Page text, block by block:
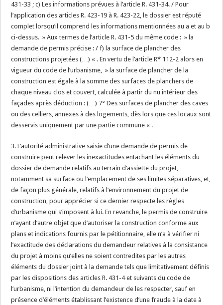
431-33 ; c) Les informations prévues à l’article R. 431-34. / Pour
l’application des articles R. 423-19 à R. 423-22, le dossier est réputé
complet lorsqu’il comprend les informations mentionnées au a et au b
ci-dessus. » Aux termes de l’article R. 431-5 du même code : » la
demande de permis précise : / f) la surface de plancher des
constructions projetées (…) « . En vertu de l’article R* 112-2 alors en
vigueur du code de l’urbanisme, » la surface de plancher de la
construction est égale à la somme des surfaces de planchers de
chaque niveau clos et couvert, calculée à partir du nu intérieur des
façades après déduction : (…) 7° Des surfaces de plancher des caves
ou des celliers, annexes à des logements, dès lors que ces locaux sont
desservis uniquement par une partie commune « .
3. L’autorité administrative saisie d’une demande de permis de
construire peut relever les inexactitudes entachant les éléments du
dossier de demande relatifs au terrain d’assiette du projet,
notamment sa surface ou l’emplacement de ses limites séparatives, et,
de façon plus générale, relatifs à l’environnement du projet de
construction, pour apprécier si ce dernier respecte les règles
d’urbanisme qui s’imposent à lui. En revanche, le permis de construire
n’ayant d’autre objet que d’autoriser la construction conforme aux
plans et indications fournis par le pétitionnaire, elle n’a à vérifier ni
l’exactitude des déclarations du demandeur relatives à la consistance
du projet à moins qu’elles ne soient contredites par les autres
éléments du dossier joint à la demande tels que limitativement définis
par les dispositions des articles R. 431-4 et suivants du code de
l’urbanisme, ni l’intention du demandeur de les respecter, sauf en
présence d’éléments établissant l’existence d’une fraude à la date à